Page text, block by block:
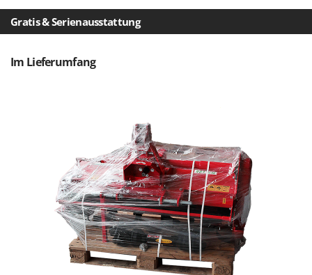
MAMMAMIA
Marcato
Master
Michelin
Minox
Mockmill
More than chef
Gratis & Serienausstattung
Im Lieferumfang